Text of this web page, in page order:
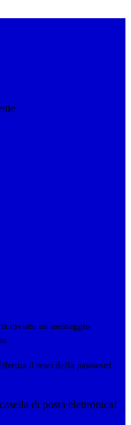
inviato un messaggio
il reset della password
di posta elettronica!